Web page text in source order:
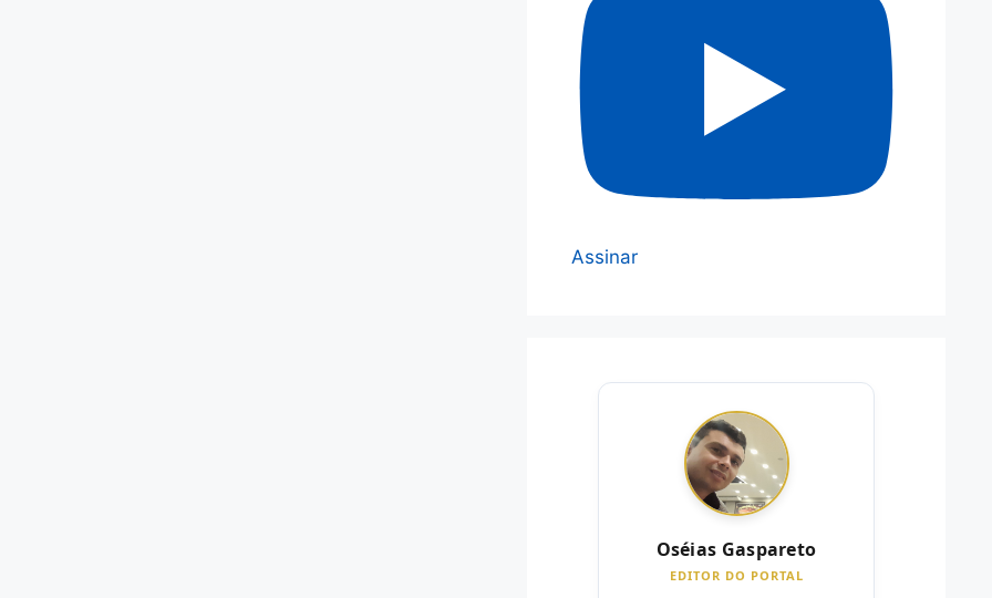
Assinar
Oséias Gaspareto
EDITOR DO PORTAL